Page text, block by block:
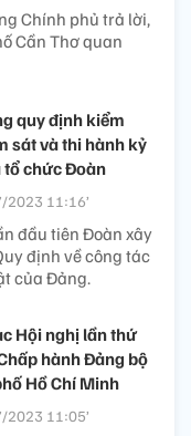
Chính phủ trả lời,
Cần Thơ quan
quy định kiểm
sát và thi hành kỷ
tổ chức Đoàn
11:16’
đầu tiên Đoàn xây
định về công tác
của Đảng.
Hội nghị lần thứ
hành Đảng bộ
Hồ Chí Minh
11:05’